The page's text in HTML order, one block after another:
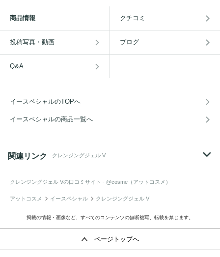
商品情報 クチコミ
投稿写真・動画 ブログ
Q&A
イースペシャルのTOPへ
イースペシャルの商品一覧へ
関連リンク クレンジングジェル V
クレンジングジェル Vの口コミサイト - @cosme（アットコスメ）
アットコスメ イースペシャル クレンジングジェル V
掲載の情報・画像など、すべてのコンテンツの無断複写、転載を禁じます。
ページトップへ